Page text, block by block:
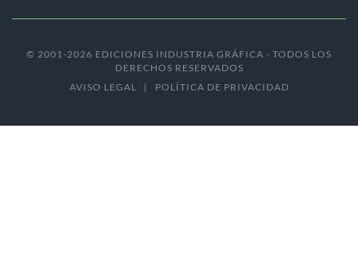
© 2001-2026 EDICIONES INDUSTRIA GRÁFICA - TODOS LOS
DERECHOS RESERVADOS
AVISO LEGAL
| POLÍTICA DE PRIVACIDAD